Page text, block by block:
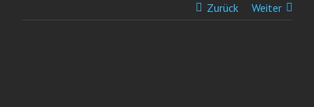
Zurück Weiter